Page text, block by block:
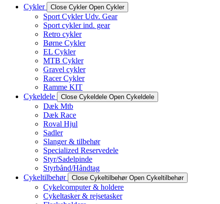
Cykler Close Cykler Open Cykler
Sport Cykler Udv. Gear
Sport cykler ind. gear
Retro cykler
Børne Cykler
EL Cykler
MTB Cykler
Gravel cykler
Racer Cykler
Ramme KIT
Cykeldele
Close Cykeldele Open Cykeldele
Dæk Mtb
Dæk Race
Roval Hjul
Sadler
Slanger & tilbehør
Specialized Reservedele
Styr/Sadelpinde
Styrbånd/Håndtag
Cykeltilbehør
Close Cykeltilbehør Open Cykeltilbehør
Cykelcomputer & holdere
Cykeltasker & rejsetasker